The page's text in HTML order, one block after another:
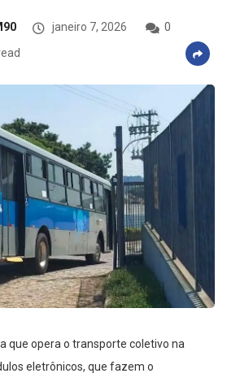
janeiro 7, 2026
0
que opera o transporte coletivo na
eletrônicos, que fazem o